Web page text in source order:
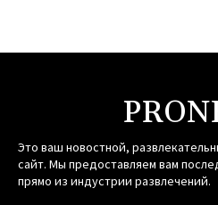
Это ваш новостной,
сайт. Мы предоставляем вам
прямо из индустрии развлечений.